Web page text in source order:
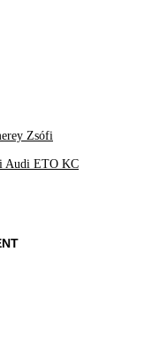
Zsófi
Audi ETO KC